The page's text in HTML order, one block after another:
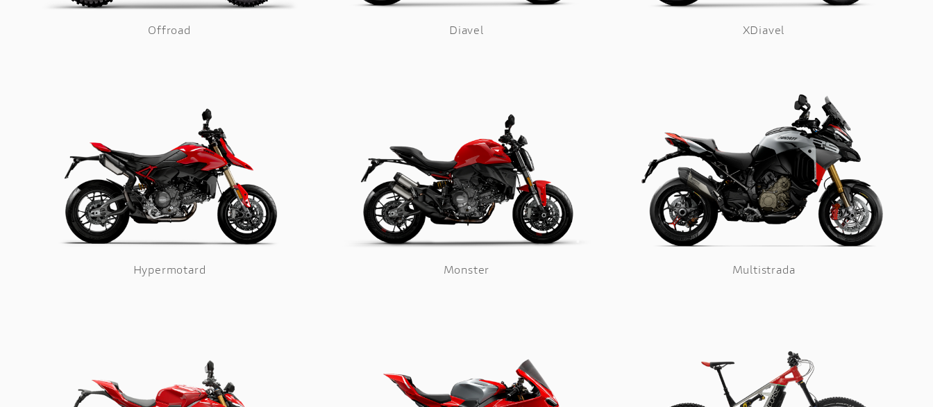
Offroad Diavel XDiavel
Hypermotard Monster Multistrada